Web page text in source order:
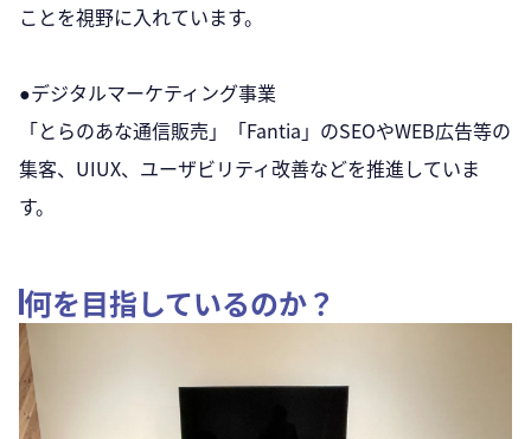
ことを視野に入れています。
●デジタルマーケティング事業
「とらのあな通信販売」「Fantia」のSEOやWEB広告等の
集客、UIUX、ユーザビリティ改善などを推進していま
す。
何を目指しているのか？